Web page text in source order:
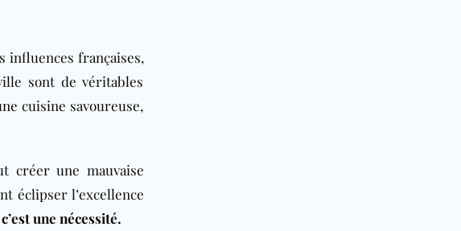
influences françaises,
sont de véritables
cuisine savoureuse,
créer une mauvaise
éclipser l’excellence
une nécessité.